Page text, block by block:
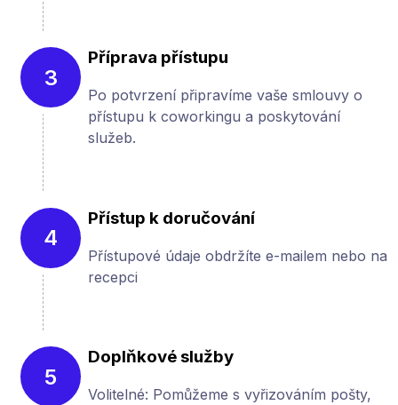
3
Příprava přístupu
Po potvrzení připravíme vaše smlouvy o
přístupu k coworkingu a poskytování
služeb.
4
Přístup k doručování
Přístupové údaje obdržíte e-mailem nebo na
recepci
5
Doplňkové služby
Volitelné: Pomůžeme s vyřizováním pošty,